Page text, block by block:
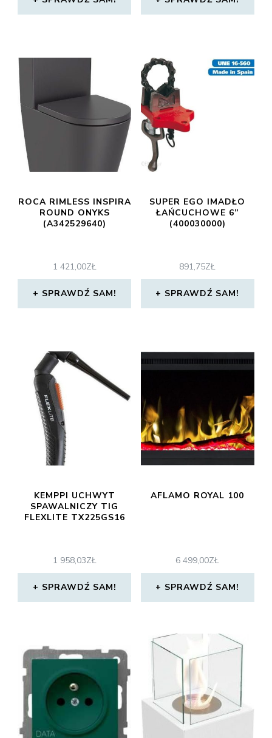
ROCA RIMLESS INSPIRA
ROUND ONYKS
(A342529640)
1 421,00ZŁ
SPRAWDŹ SAM!
SUPER EGO IMADŁO
ŁAŃCUCHOWE 6”
(400030000)
891,75ZŁ
SPRAWDŹ SAM!
KEMPPI UCHWYT
SPAWALNICZY TIG
FLEXLITE TX225GS16
1 958,03ZŁ
SPRAWDŹ SAM!
AFLAMO ROYAL 100
6 499,00ZŁ
SPRAWDŹ SAM!